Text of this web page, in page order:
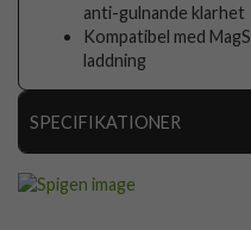
anti-gulnande klarhet
Kompatibel med
laddning
SPECIFIKATIONER